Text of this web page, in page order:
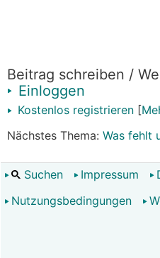
Beitrag schreiben /
Einloggen
Kostenlos registrieren [
Nächstes Thema: Was fehlt
Suchen Impressum
Nutzungsbedingungen